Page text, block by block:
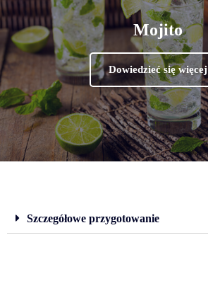
Mojito
Dowiedzieć się więcej
Szczegółowe przygotowanie